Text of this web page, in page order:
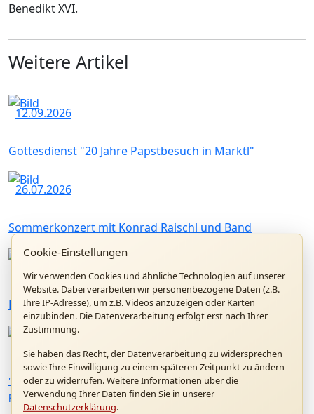
Benedikt XVI.
Weitere Artikel
12.09.2026
Gottesdienst "20 Jahre Papstbesuch in Marktl"
26.07.2026
Sommerkonzert mit Konrad Raischl und Band
Benedikt XVI. Forum in Altötting
"Kardinal Ratzinger als Präfekt der Glaubenskongregation:
persönliche Erinnerungen" mit P. Dr. Hermann Geißler FSO
Cookie-Einstellungen
Wir verwenden Cookies und ähnliche Technologien auf unserer
Website. Dabei verarbeiten wir personenbezogene Daten (z.B.
Ihre IP-Adresse), um z.B. Videos anzuzeigen oder Karten
einzubinden. Die Datenverarbeitung erfolgt erst nach Ihrer
Zustimmung.
Sie haben das Recht, der Datenverarbeitung zu widersprechen
sowie Ihre Einwilligung zu einem späteren Zeitpunkt zu ändern
oder zu widerrufen. Weitere Informationen über die
Verwendung Ihrer Daten finden Sie in unserer
Datenschutzerklärung.